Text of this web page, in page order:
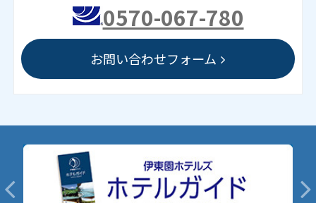
0570-067-780
お問い合わせフォーム